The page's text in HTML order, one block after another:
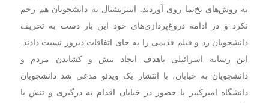
به روش‌های نخ‌نما روی آوردند. اینترنشنال به دانشجویان هم رحم
نکرد و در ادامه دروغ‌پردازی‌های خود این بار دست به تحریف
دانشجویان زد و فیلم قدیمی را به جای اتفاقات دیروز نسبت دادند.
این رسانه اسرائیلی باهدف ایجاد تنش و کشاندن مردم و
دانشجویان به خیابان، با انتشار یک ویدئو مدعی شد دانشجویان
دانشگاه امیرکبیر با حضور در خیابان اقدام به درگیری و تنش با